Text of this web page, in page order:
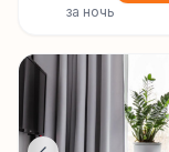
за ночь